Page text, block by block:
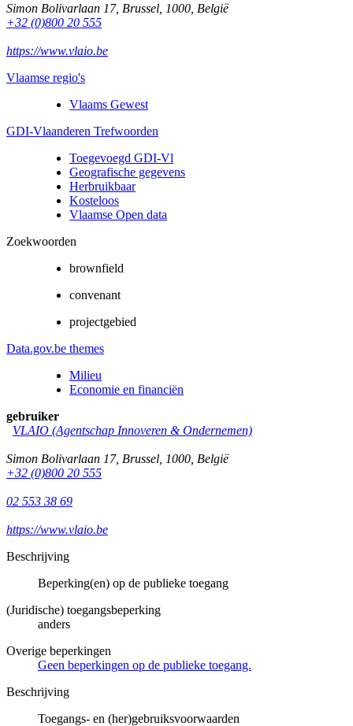
Simon Bolivarlaan 17, Brussel 1000 België
+32 (0)800 20 555
https://www.vlaio.be
Vlaamse regio's
Vlaams Gewest
GDI-Vlaanderen Trefwoorden
Toegevoegd GDI-Vl
Geografische gegevens
Herbruikbaar
Kosteloos
Vlaamse Open data
Zoekwoorden
brownfield
convenant
projectgebied
Data.gov.be themes
Milieu
Economie en financiën
gebruiker
VLAIO (Agentschap Innoveren & Ondernemen)
Simon Bolivarlaan 17, Brussel 1000 België
+32 (0)800 20 555
02 553 38 69
https://www.vlaio.be
Beschrijving
Beperking(en) op de publieke toegang
(Juridische) toegangsbeperking
anders
Overige beperkingen
Geen beperkingen op de publieke toegang.
Beschrijving
Toegangs- en (her)gebruiksvoorwaarden